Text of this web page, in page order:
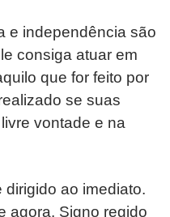
e independência são
consiga atuar em
que for feito por
se suas
vontade e na
ao imediato.
agora. Signo regido